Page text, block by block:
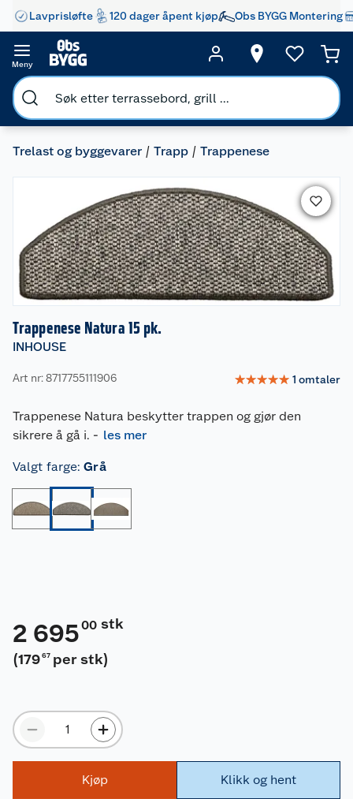
Lavprisløfte 120 dager åpent kjøp Obs BYGG Montering
Meny
Trelast og byggevarer Trapp Trappenese
Trappenese Natura 15 pk.
INHOUSE
Art nr: 8717755111906 ☆☆☆☆☆ 1 omtaler
Trappenese Natura beskytter trappen og gjør den
sikrere å gå i. - les mer
Valgt farge: Grå
2 69500 stk
(179 67 per stk)
Kjøp Klikk og hent